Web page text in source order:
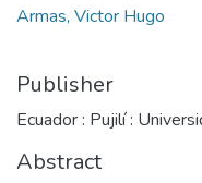
Armas, Victor Hugo
Publisher
Ecuador : Pujilí :
Abstract